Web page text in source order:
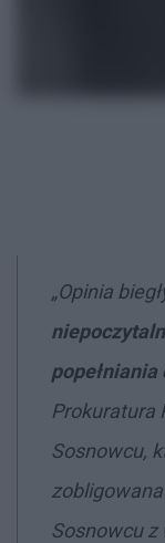
„Opinia
popełniania
Prokuratura
Sosnowcu,
Sosnowcu z